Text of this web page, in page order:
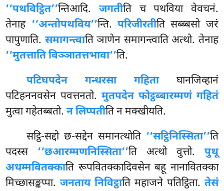
‘‘पथविट्ठित’’न्तिआदि. जगतीति च पथविया वेवचनं.
तेनाह ‘‘अन्तोपथविय’’न्ति.परिजीरतीति सब्ब्बसो जरं
पापुणाति. समागन्त्वाति ञाणेन समागन्त्वाति अत्थो. तेनाह
‘‘मुतत्ताति विञ्ञातत्तभावा’’ति.
पटिघपदेन गन्धरसा गहिताघानजिव्हानं
पटिहननवसेन पवत्तनतो. मुतपदेन फोट्ठब्बारम्मणं गहितं
मुत्वा गहेतब्बतो.न लिप्पतीति न मक्खीयति.
सट्ठि-सद्दो छ-सद्देन समानत्थोति ‘‘सट्ठिनिस्सिता’’ति
पदस्स ‘‘छआरम्मणनिस्सिता’’ति अत्थो वुत्तो. पुथू
अधम्मवितक्काति रूपवितक्कादिवसेन बहू नानावितक्का
मिच्छासङ्कप्पा.जनताय निविट्ठाति महाजने पतिट्ठिता. तेसं